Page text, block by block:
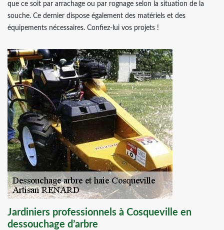
que ce soit par arrachage ou par rognage selon la situation de la
souche. Ce dernier dispose également des matériels et des
équipements nécessaires. Confiez-lui vos projets !
Jardiniers professionnels à Cosqueville en
dessouchage d’arbre